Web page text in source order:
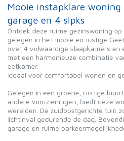
Mooie instapklare
garage en 4 slpks
Ontdek deze ruime gezinswoning
gelegen in het mooie en rustige
over 4 volwaardige slaapkamers en
met een harmonieuze combinatie
eetkamer.
Ideaal voor comfortabel wonen en
Gelegen in een groene, rustige
andere voorzieningen, biedt deze
werelden. De zuidoostgerichte tuin
lichtinval gedurende de dag.
garage en ruime